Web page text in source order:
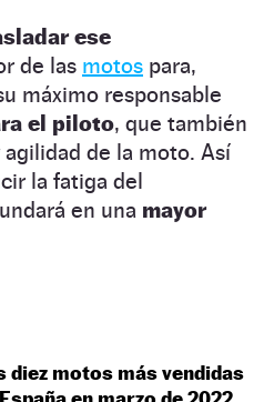
ese
de las motos para,
máximo responsable
el piloto, que también
de la moto. Así
la fatiga del
en una mayor
diez motos más vendidas